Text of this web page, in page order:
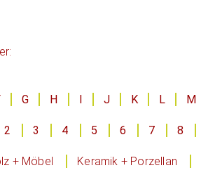
G H I J K L M
2 3 4 5 6 7 8
+ Möbel Keramik + Porzellan